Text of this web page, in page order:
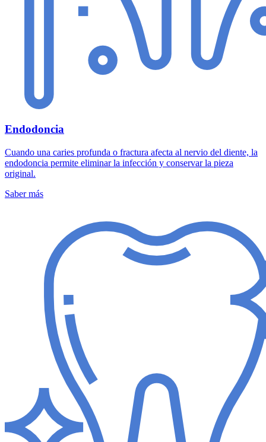
Endodoncia
Cuando una caries profunda o fractura afecta al nervio del diente, la
endodoncia permite eliminar la infección y conservar la pieza
original.
Saber más